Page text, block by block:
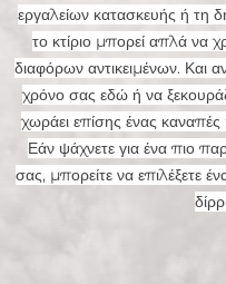
εργαλείων κατασκευής ή τη
το κτίριο μπορεί απλά να
διαφόρων αντικειμένων. Και
χρόνο σας εδώ ή να
χωράει επίσης ένας
Εάν ψάχνετε για ένα πιο
σας, μπορείτε να επιλέξετε